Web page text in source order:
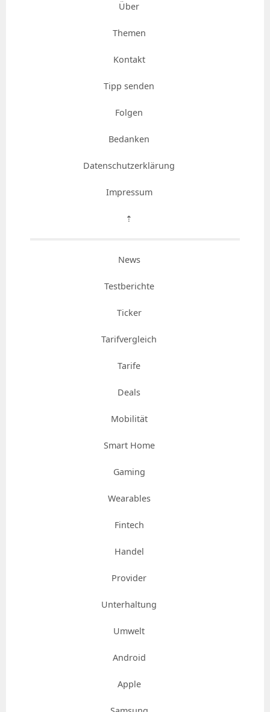
Über
Themen
Kontakt
Tipp senden
Folgen
Bedanken
Datenschutzerklärung
Impressum
⇡
News
Testberichte
Ticker
Tarifvergleich
Tarife
Deals
Mobilität
Smart Home
Gaming
Wearables
Fintech
Handel
Provider
Unterhaltung
Umwelt
Android
Apple